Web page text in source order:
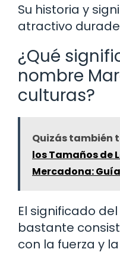
Su historia y
atractivo
¿Qué
nombre
culturas?
Quizás también
los Tamaños de
Mercadona:
El significado
bastante
con la fuerza y